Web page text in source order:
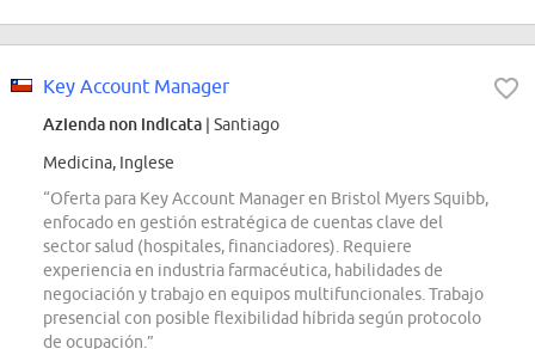
Key Account Manager
Azienda non indicata | Santiago
Medicina, Inglese
“Oferta para Key Account Manager en Bristol Myers Squibb,
enfocado en gestión estratégica de cuentas clave del
sector salud (hospitales, financiadores). Requiere
experiencia en industria farmacéutica, habilidades de
negociación y trabajo en equipos multifuncionales. Trabajo
presencial con posible flexibilidad híbrida según protocolo
de ocupación.”